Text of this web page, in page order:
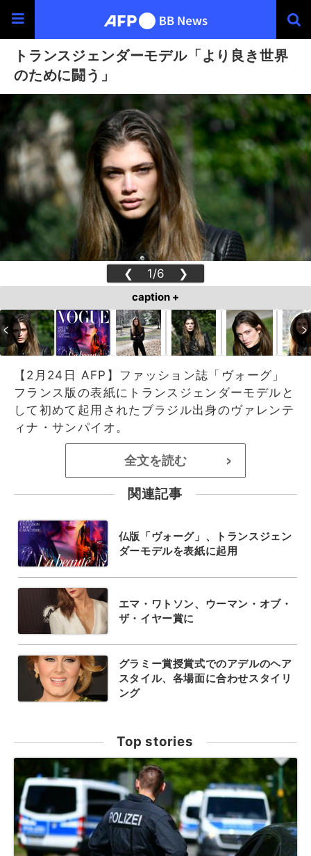
トランスジェンダーモデル「より良き世界
のために闘う」
❮ 1/6 ❯
caption +
【2月24日 AFP】ファッション誌「ヴォーグ」
フランス版の表紙にトランスジェンダーモデルと
して初めて起用されたブラジル出身のヴァレンテ
ィナ・サンパイオ。
全文を読む >
関連記事
仏版「ヴォーグ」、トランスジェン
ダーモデルを表紙に起用
エマ・ワトソン、ウーマン・オブ・
ザ・イヤー賞に
グラミー賞授賞式でのアデルのヘア
スタイル、各場面に合わせスタイリ
ング
Top stories